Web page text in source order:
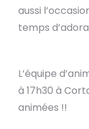
aussi
temps
L’équipe
à 17h30 à
animées !!